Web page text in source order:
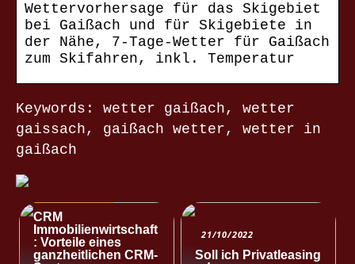
Wettervorhersage für das Skigebiet
bei Gaißach und für Skigebiete in
der Nähe, 7-Tage-Wetter für Gaißach
zum Skifahren, inkl. Temperatur
Keywords: wetter gaißach, wetter
gaissach, gaißach wetter, wetter in
gaißach
CRM
Immobilienwirtschaft
: Vorteile eines
ganzheitlichen CRM-
21/10/2022
Soll ich Privatleasing